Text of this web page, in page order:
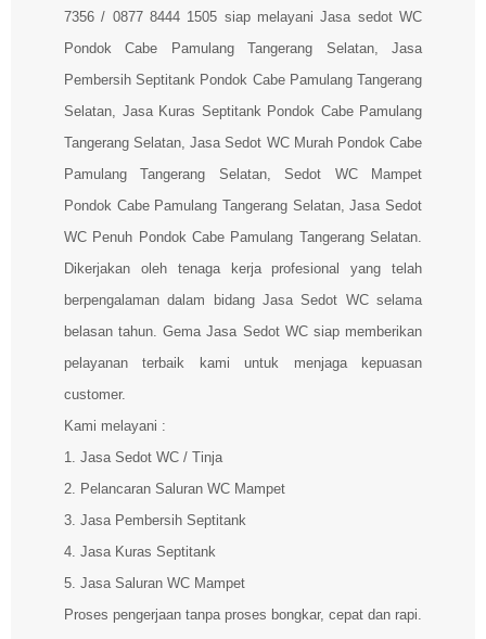
7356 / 0877 8444 1505 siap melayani Jasa sedot WC
Pondok Cabe Pamulang Tangerang Selatan, Jasa
Pembersih Septitank Pondok Cabe Pamulang Tangerang
Selatan, Jasa Kuras Septitank Pondok Cabe Pamulang
Tangerang Selatan, Jasa Sedot WC Murah Pondok Cabe
Pamulang Tangerang Selatan, Sedot WC Mampet
Pondok Cabe Pamulang Tangerang Selatan, Jasa Sedot
WC Penuh Pondok Cabe Pamulang Tangerang Selatan.
Dikerjakan oleh tenaga kerja profesional yang telah
berpengalaman dalam bidang Jasa Sedot WC selama
belasan tahun. Gema Jasa Sedot WC siap memberikan
pelayanan terbaik kami untuk menjaga kepuasan
customer.
Kami melayani :
1. Jasa Sedot WC / Tinja
2. Pelancaran Saluran WC Mampet
3. Jasa Pembersih Septitank
4. Jasa Kuras Septitank
5. Jasa Saluran WC Mampet
Proses pengerjaan tanpa proses bongkar, cepat dan rapi.